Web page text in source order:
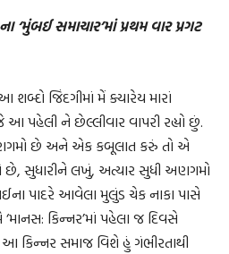
સમાચાર’માં પ્રથમ વાર પ્રગટ
જિંદગીમાં મેં ક્યારેય મારાં
પહેલી ને છેલ્લીવાર વાપરી રહ્યો છું.
છે અને એક કબૂલાત કરું તો એ
સુધારીને લખું, અત્યાર સુધી અણગમો
પાદરે આવેલા મુલુંડ ચેક નાકા પાસે
કિન્નર’માં પહેલા જ દિવસે
કિન્નર સમાજ વિશે હું ગંભીરતાથી